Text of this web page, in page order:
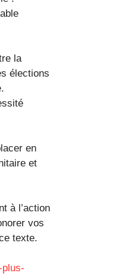
la
élections
en
et
à l’action
vos
texte.